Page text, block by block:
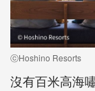
ⓒHoshino Resorts
沒有百米高海